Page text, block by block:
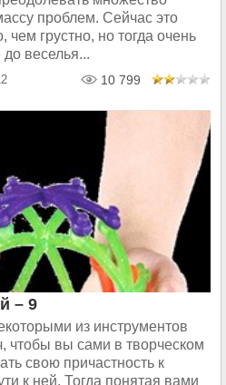
проблем. Сейчас это
чем грустно, но тогда очень
веселья...
10 799
– 9
из инструментов
чтобы вы сами в творческом
свою причастность к
к ней. Тогда понятая вами